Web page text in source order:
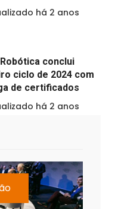
há 2 anos
Robótica conclui
ciclo de 2024 com
de certificados
há 2 anos